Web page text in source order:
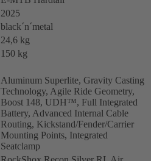
2025
black´n´metal
24,6 kg
150 kg
Aluminum Superlite, Gravity Casting
Technology, Agile Ride Geometry,
Boost 148, UDH™, Full Integrated
Battery, Advanced Internal Cable
Routing, Kickstand/Fender/Carrier
Mounting Points, Integrated
Seatclamp